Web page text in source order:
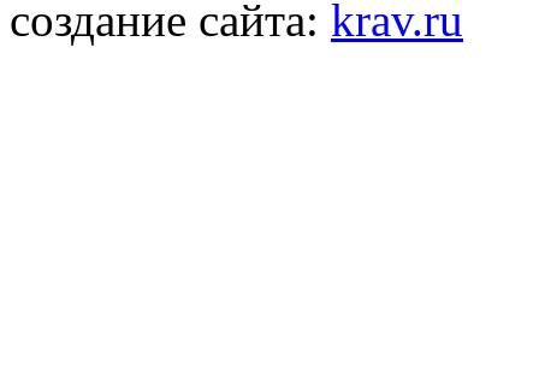
создание сайта: krav.ru